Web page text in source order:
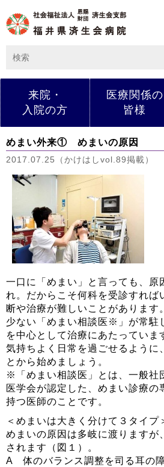
来院・
入院の方
医療関係の
皆様
めまい外来① めまいの原因
2017.07.25（かけはしvol.89掲載）
一口に「めまい」と言っても、原
れ。だからこそ何科を受診すれば
断や治療が難しいことがあります
少ない「めまい相談医※」が常駐
を中心として治療にあたっていま
気持ちよく日常を過ごせるように
とから始めましょう。
※「めまい相談医」とは、一般社
医学会が認定した、めまい診療の
持つ医師のことです。
＜めまいは大きく分けて３タイプ
めまいの原因は多岐に渡りますが
されます（図１）。
A 体のバランス調整を司る耳の